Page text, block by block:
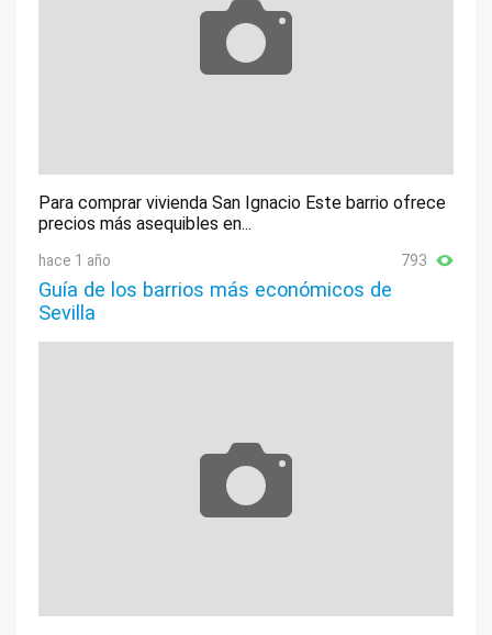
Para comprar vivienda San Ignacio Este barrio ofrece
precios más asequibles en...
hace 1 año 793
Guía de los barrios más económicos de
Sevilla